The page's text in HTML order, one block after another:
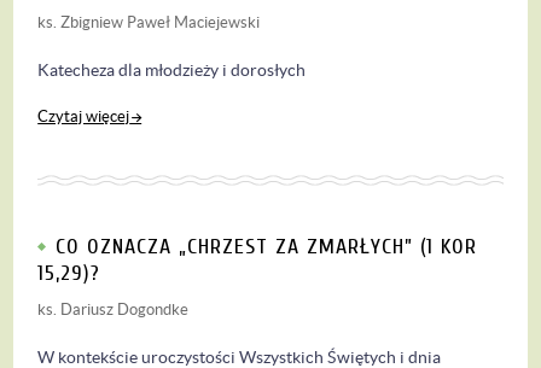
ks. Zbigniew Paweł Maciejewski
Katecheza dla młodzieży i dorosłych
Czytaj więcej
CO OZNACZA „CHRZEST ZA ZMARŁYCH” (1 KOR
15,29)?
ks. Dariusz Dogondke
W kontekście uroczystości Wszystkich Świętych i dnia